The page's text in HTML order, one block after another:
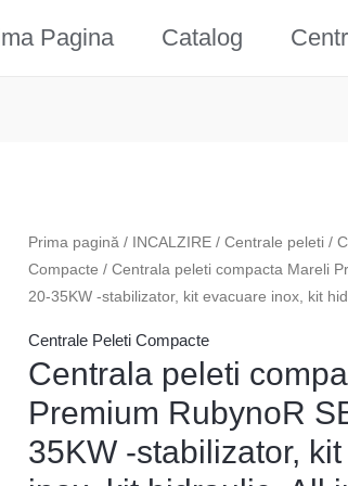
Pagina Catalog
Prima pagină / INCALZIRE / Centrale peleti /
Compacte / Centrala peleti compacta Mareli
20-35KW -stabilizator, kit evacuare inox, kit
Centrale Peleti Compacte
Centrala peleti
Premium RubynoR
35KW -stabilizator,